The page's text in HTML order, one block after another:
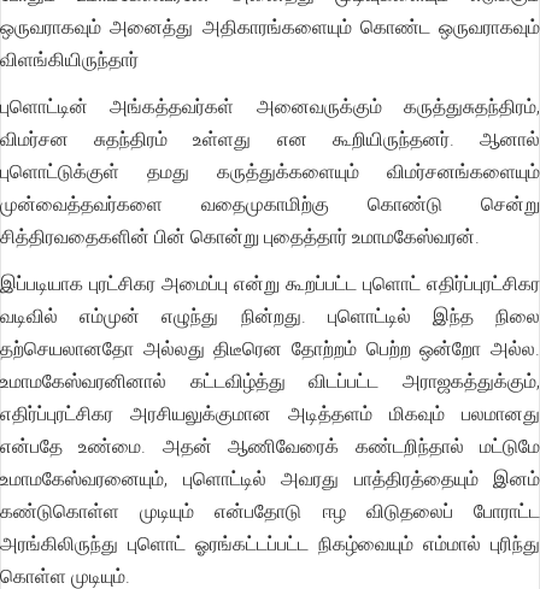
ஒருவராகவும் அனைத்து அதிகாரங்களையும் கொண்ட ஒருவராகவும்
விளங்கியிருந்தார்
புளொட்டின் அங்கத்தவர்கள் அனைவருக்கும் கருத்துசுதந்திரம்,
விமர்சன சுதந்திரம் உள்ளது என கூறியிருந்தனர். ஆனால்
புளொட்டுக்குள் தமது கருத்துக்களையும் விமர்சனங்களையும்
முன்வைத்தவர்களை வதைமுகாமிற்கு கொண்டு சென்று
சித்திரவதைகளின் பின் கொன்று புதைத்தார் உமாமகேஸ்வரன்.
இப்படியாக புரட்சிகர அமைப்பு என்று கூறப்பட்ட புளொட் எதிர்ப்புரட்சிகர
வடிவில் எம்முன் எழுந்து நின்றது. புளொட்டில் இந்த நிலை
தற்செயலானதோ அல்லது திடீரென தோற்றம் பெற்ற ஒன்றோ அல்ல.
உமாமகேஸ்வரனினால் கட்டவிழ்த்து விடப்பட்ட அராஜகத்துக்கும்,
எதிர்ப்புரட்சிகர அரசியலுக்குமான அடித்தளம் மிகவும் பலமானது
என்பதே உண்மை. அதன் ஆணிவேரைக் கண்டறிந்தால் மட்டுமே
உமாமகேஸ்வரனையும், புளொட்டில் அவரது பாத்திரத்தையும் இனம்
கண்டுகொள்ள முடியும் என்பதோடு ஈழ விடுதலைப் போராட்ட
அரங்கிலிருந்து புளொட் ஓரங்கட்டப்பட்ட நிகழ்வையும் எம்மால் புரிந்து
கொள்ள முடியும்.